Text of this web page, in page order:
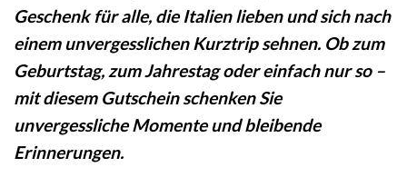
Geschenk für alle, die Italien lieben und sich nach
einem unvergesslichen Kurztrip sehnen. Ob zum
Geburtstag, zum Jahrestag oder einfach nur so –
mit diesem Gutschein schenken Sie
unvergessliche Momente und bleibende
Erinnerungen.